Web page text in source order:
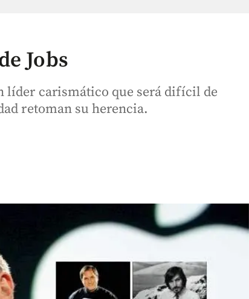
Jobs
líder carismático que será difícil de
retoman su herencia.